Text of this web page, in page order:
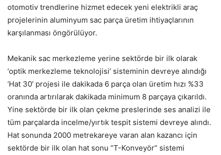
otomotiv trendlerine hizmet edecek yeni elektrikli araç
projelerinin aluminyum sac parça üretim ihtiyaçlarının
karşılanması öngörülüyor.
Mekanik sac merkezleme yerine sektörde bir ilk olarak
‘optik merkezleme teknolojisi’ sisteminin devreye alındığı
‘Hat 30’ projesi ile dakikada 6 parça olan üretim hızı %33
oranında artırılarak dakikada minimum 8 parçaya çıkarıldı.
Yine sektörde bir ilk olan çekme preslerinde ses analizi ile
tüm parçalarda incelme/yırtık tespit sistemi devreye alındı.
Hat sonunda 2000 metrekareye varan alan kazancı için
sektörde bir ilk olan hat sonu “T-Konveyör” sistemi